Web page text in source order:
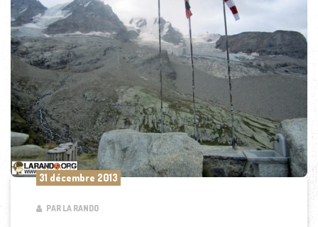
31 décembre 2013
PAR LA RANDO